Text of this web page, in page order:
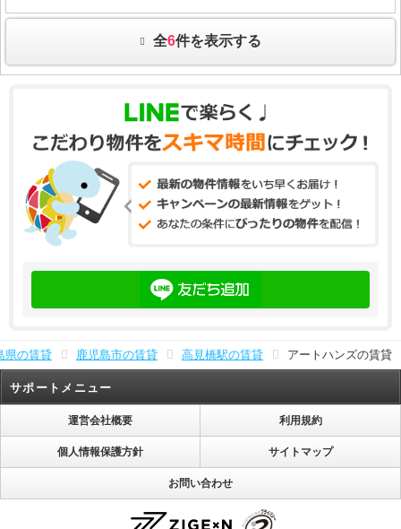
全6件を表示する
県の賃貸 鹿児島市の賃貸 高見橋駅の賃貸 アートハンズの賃貸
サポートメニュー
運営会社概要 利用規約
個人情報保護方針 サイトマップ
お問い合わせ